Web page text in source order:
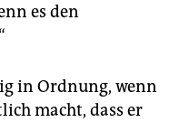
es den
in Ordnung, wenn
macht, dass er